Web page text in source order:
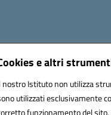
e altri
nostro Istituto non utilizza
utilizzati esclusivamente
funzionamento del
ctic8bl002@pec.istruzione.it